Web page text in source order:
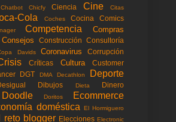
Chatbot Chicfy Ciencia Cine Citas
Cola Coches Cocina Comics
Competencia Compras
Consejos Construcción Consultoría
Davids Coronavirus Corrupción
Críticas Cultura
Customer
DGT DMA Decathlon Deporte
Dibujos Dieta Dinero
Doodle Doritos Ecommerce
doméstica El Hormiguero
reto blogger Elecciones Electronic